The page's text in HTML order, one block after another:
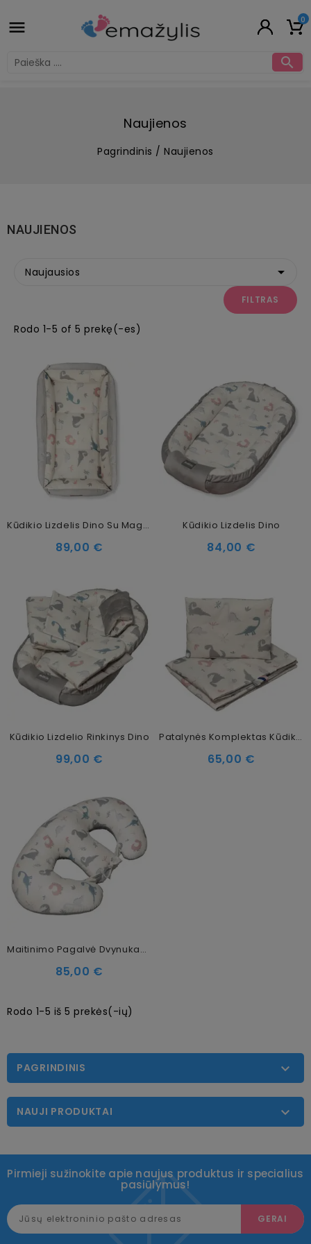
 0

Naujienos
Pagrindinis Naujienos
NAUJIENOS
Naujausios 
FILTRAS
Rodo 1-5 of 5 prekę(-es)
Kūdikio Lizdelis Dino Su Magnetiniu Užsegimu
89,00 €
Kūdikio Lizdelis Dino
84,00 €
Kūdikio Lizdelio Rinkinys Dino
99,00 €
Patalynės Komplektas Kūdikiams Dino, 75 × 100 Cm, 2 Dalių
65,00 €
Maitinimo Pagalvė Dvynukams Dino
85,00 €
Rodo 1-5 iš 5 prekės(-ių)
PAGRINDINIS 
NAUJI PRODUKTAI 
Pirmieji sužinokite apie naujus produktus ir specialius
pasiūlymus!